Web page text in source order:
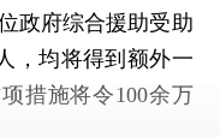
政府综合援助受助
，均将得到额外一
措施将令100余万